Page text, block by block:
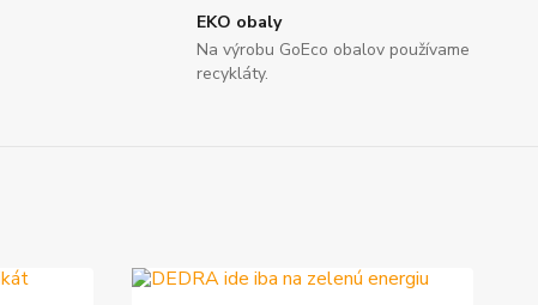
EKO obaly
Na výrobu GoEco obalov používame
recykláty.